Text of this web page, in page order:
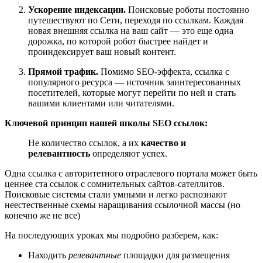
Ускорение индексации. Поисковые роботы постоянно
путешествуют по Сети, переходя по ссылкам. Каждая
новая внешняя ссылка на ваш сайт — это еще одна
дорожка, по которой робот быстрее найдет и
проиндексирует ваш новый контент.
Прямой трафик. Помимо SEO-эффекта, ссылка с
популярного ресурса — источник заинтересованных
посетителей, которые могут перейти по ней и стать
вашими клиентами или читателями.
Ключевой принцип нашей школы SEO ссылок:
Не количество ссылок, а их качество и
релевантность определяют успех.
Одна ссылка с авторитетного отраслевого портала может быть
ценнее ста ссылок с сомнительных сайтов-сателлитов.
Поисковые системы стали умными и легко распознают
неестественные схемы наращивания ссылочной массы (но
конечно же не все)
На последующих уроках мы подробно разберем, как:
Находить релевантные площадки для размещения